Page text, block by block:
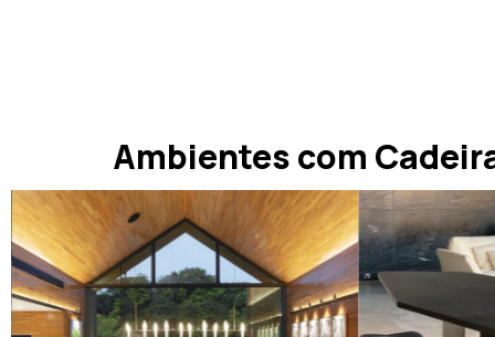
Ambientes com